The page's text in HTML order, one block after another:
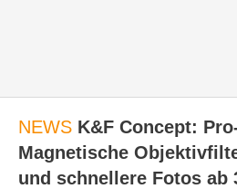
NEWS K&F Concept:
Magnetische
und schnellere Fotos ab